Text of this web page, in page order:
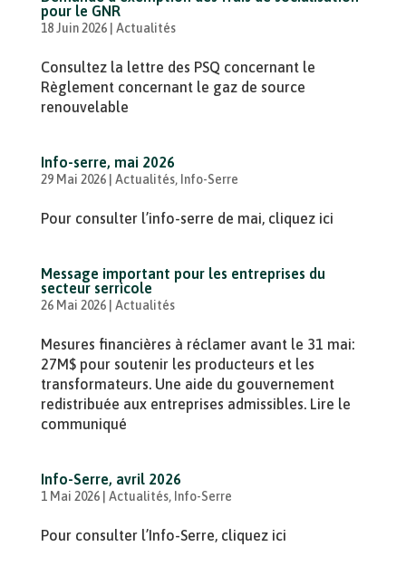
pour le GNR
18 Juin 2026| Actualités
Consultez la lettre des PSQ concernant le
Règlement concernant le gaz de source
renouvelable
Info-serre, mai 2026
29 Mai 2026| Actualités, Info-Serre
Pour consulter l’info-serre de mai, cliquez ici
Message important pour les entreprises du
secteur serricole
26 Mai 2026| Actualités
Mesures financières à réclamer avant le 31 mai:
27M$ pour soutenir les producteurs et les
transformateurs. Une aide du gouvernement
redistribuée aux entreprises admissibles. Lire le
communiqué
Info-Serre, avril 2026
1 Mai 2026| Actualités, Info-Serre
Pour consulter l’Info-Serre, cliquez ici